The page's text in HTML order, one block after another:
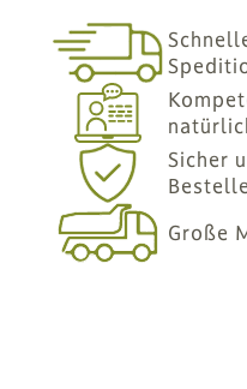
Sicher
Große